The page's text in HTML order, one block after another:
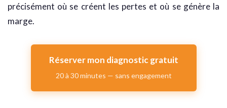
précisément où se créent les pertes et où se génère la
marge.
Réserver mon diagnostic gratuit
20 à 30 minutes — sans engagement